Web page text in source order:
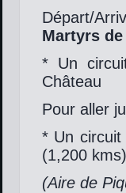
Départ/
Martyrs
* Un
Château
Pour aller
* Un circuit
(1,200 kms)
(Aire de